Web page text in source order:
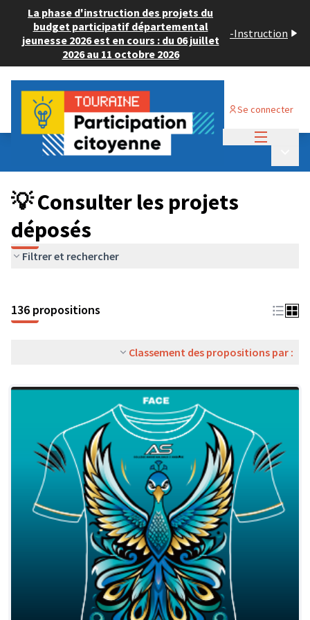
La phase d'instruction des projets du
budget participatif départemental
jeunesse 2026 est en cours : du 06 juillet
2026 au 11 octobre 2026
-Instruction
Se connecter
Budget Participatif JEUNESSE 2024
💡 Consulter les projets déposés
💡 Consulter les projets
déposés
Filtrer et rechercher
136 propositions
Classement des propositions par :